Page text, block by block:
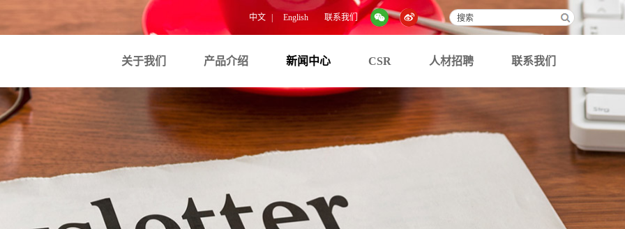
中文 English 联系我们
关于我们 产品介绍 新闻中心 CSR 人材招聘 联系我们